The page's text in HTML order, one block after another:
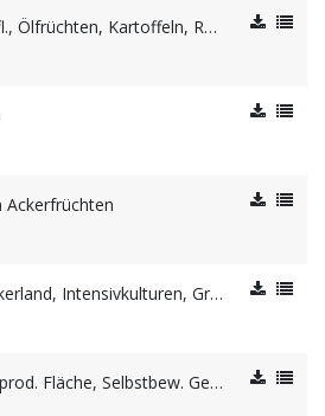
Kartoffeln, Rüben
Ackerfrüchten
Intensivkulturen, Grünland
Selbstbew. Gesamtfläche